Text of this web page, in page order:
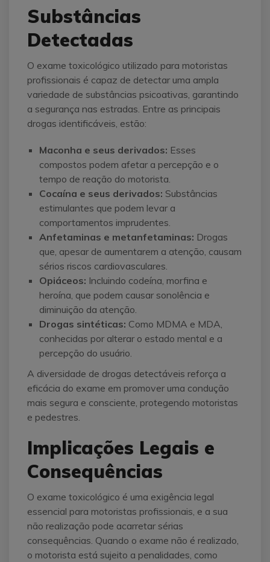
Substâncias
Detectadas
O exame toxicológico utilizado para motoristas
profissionais é capaz de detectar uma ampla
variedade de substâncias psicoativas, garantindo
a segurança nas estradas. Entre as principais
drogas identificáveis, estão:
Maconha e seus derivados: Esses
compostos podem afetar a percepção e o
tempo de reação do motorista.
Cocaína e seus derivados: Substâncias
estimulantes que podem levar a
comportamentos imprudentes.
Anfetaminas e metanfetaminas: Drogas
que, apesar de aumentarem a atenção, causam
sérios riscos cardiovasculares.
Opiáceos: Incluindo codeína, morfina e
heroína, que podem causar sonolência e
diminuição da atenção.
Drogas sintéticas: Como MDMA e MDA,
conhecidas por alterar o estado mental e a
percepção do usuário.
A diversidade de drogas detectáveis reforça a
eficácia do exame em promover uma condução
mais segura e consciente, protegendo motoristas
e pedestres.
Implicações Legais e
Consequências
O exame toxicológico é uma exigência legal
essencial para motoristas profissionais, e a sua
não realização pode acarretar sérias
consequências. Quando o exame não é realizado,
o motorista está sujeito a penalidades, como